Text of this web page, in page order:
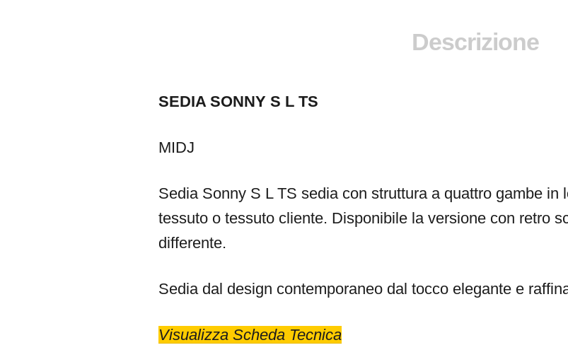
Descrizione
SEDIA SONNY S L TS
MIDJ
Sedia Sonny S L TS sedia con struttura a quattro gambe in
tessuto o tessuto cliente. Disponibile la versione con retro
differente.
Sedia dal design contemporaneo dal tocco elegante e
Visualizza Scheda Tecnica